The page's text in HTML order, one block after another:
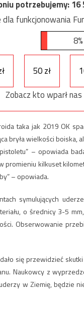
potrzebujemy:16
funkcjonowania
8%
50 zł
Zobacz kto wparł
taka jak 2019 OK
bryła wielkości boiska,
– opowiada
kilkuset
– opowiada.
symulujących
o średnicy 3-5
Obserwowanie
się przewidzieć
Naukowcy z
w Ziemię, będzie